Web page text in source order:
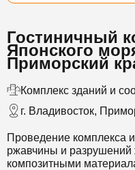
Гостиничный
Японского
Приморский
Комплекс зданий и
г. Владивосток,
Проведение комплекса
ржавчины и разрушений
композитными